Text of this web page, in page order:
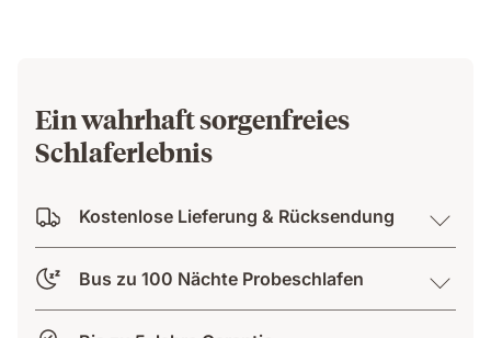
Ein wahrhaft sorgenfreies
Schlaferlebnis
Kostenlose Lieferung & Rücksendung
Bus zu 100 Nächte Probeschlafen